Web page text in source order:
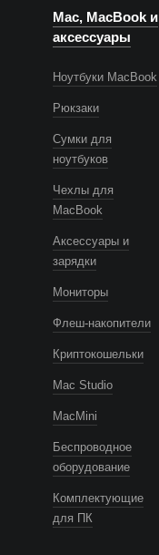
Mac, MacBook и
аксессуары
Ноутбуки MacBook
Рюкзаки
Сумки для
ноутбуков
Чехлы для
MacBook
Аксессуары и
зарядки
Мониторы
Флеш-накопители
Криптокошельки
Mac Studio
MacMini
Беспроводное
оборудование
Комплектующие
для ПК